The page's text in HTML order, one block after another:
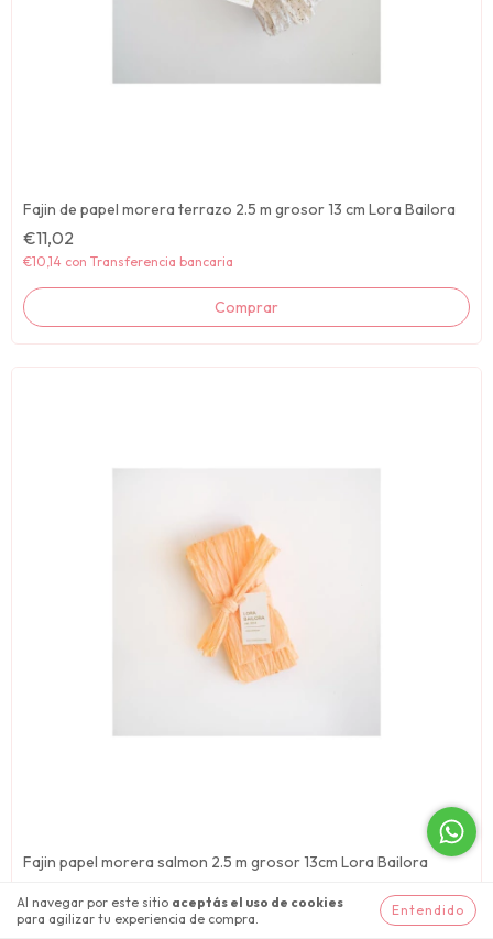
Al navegar por este sitio aceptás el uso de cookies
para agilizar tu experiencia de compra.
Entendido
Fajin de papel morera terrazo 2.5 m grosor 13 cm Lora Bailora
€11,02
€10,14 con Transferencia bancaria
Fajin papel morera salmon 2.5 m grosor 13cm Lora Bailora
€10,14con Transferencia bancaria